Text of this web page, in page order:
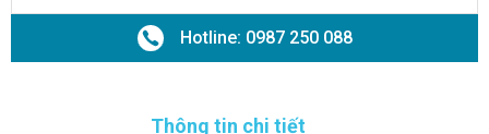
Hotline: 0987 250 088
Thông tin chi tiết